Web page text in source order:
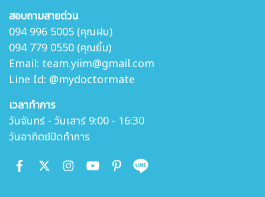
สอบถามสายด่วน
094 996 5005 (คุณฝน)
094 779 0550 (คุณยิ้ม)
Email: team.yiim@gmail.com
Line Id: @mydoctormate
เวลาทำการ
วันจันทร์ - วันเสาร์ 9:00 - 16:30
วันอาทิตย์ปิดทำการ